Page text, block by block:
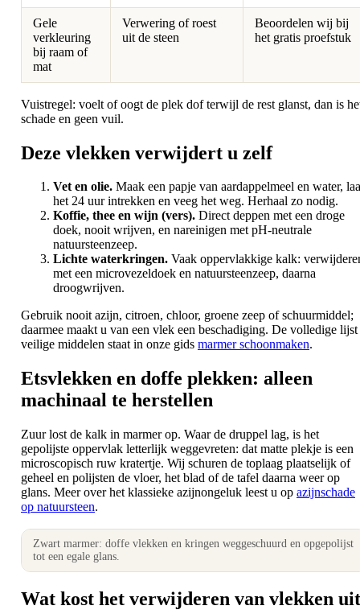
Gele
verkleuring
bij raam of
mat
Verwering of roest
uit de steen
Beoordelen wij bij
het gratis proefstuk
Vuistregel: voelt of oogt de plek dof terwijl de rest glanst, dan is
schade en geen vuil.
Deze vlekken verwijdert u zelf
Vet en olie. Maak een papje van aardappelmeel en water,
het 24 uur intrekken en veeg het weg. Herhaal zo nodig.
Koffie, thee en wijn (vers). Direct deppen met een droge
doek, nooit wrijven, en nareinigen met pH-neutrale
natuursteenzeep.
Lichte waterkringen. Vaak oppervlakkige kalk:
met een microvezeldoek en natuursteenzeep, daarna
droogwrijven.
Gebruik nooit azijn, citroen, chloor, groene zeep of schuurmiddel;
daarmee maakt u van een vlek een beschadiging. De volledige lijst
veilige middelen staat in onze gids marmer schoonmaken.
Etsvlekken en doffe plekken: alleen
machinaal te herstellen
Zuur lost de kalk in marmer op. Waar de druppel lag, is het
gepolijste oppervlak letterlijk weggevreten: dat matte plekje is een
microscopisch ruw kratertje. Wij schuren de toplaag plaatselijk of
geheel en polijsten de vloer, het blad of de tafel daarna weer op
glans. Meer over het klassieke azijnongeluk leest u op azijnschade
op natuursteen.
Zwart marmer: doffe vlekken en kringen weggeschuurd en opgepolijst
tot een egale glans.
Wat kost het verwijderen van vlekken uit